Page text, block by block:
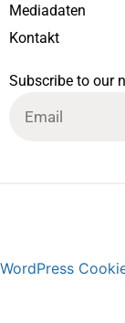
Mediadaten
Kontakt
Subscribe to our
WordPress